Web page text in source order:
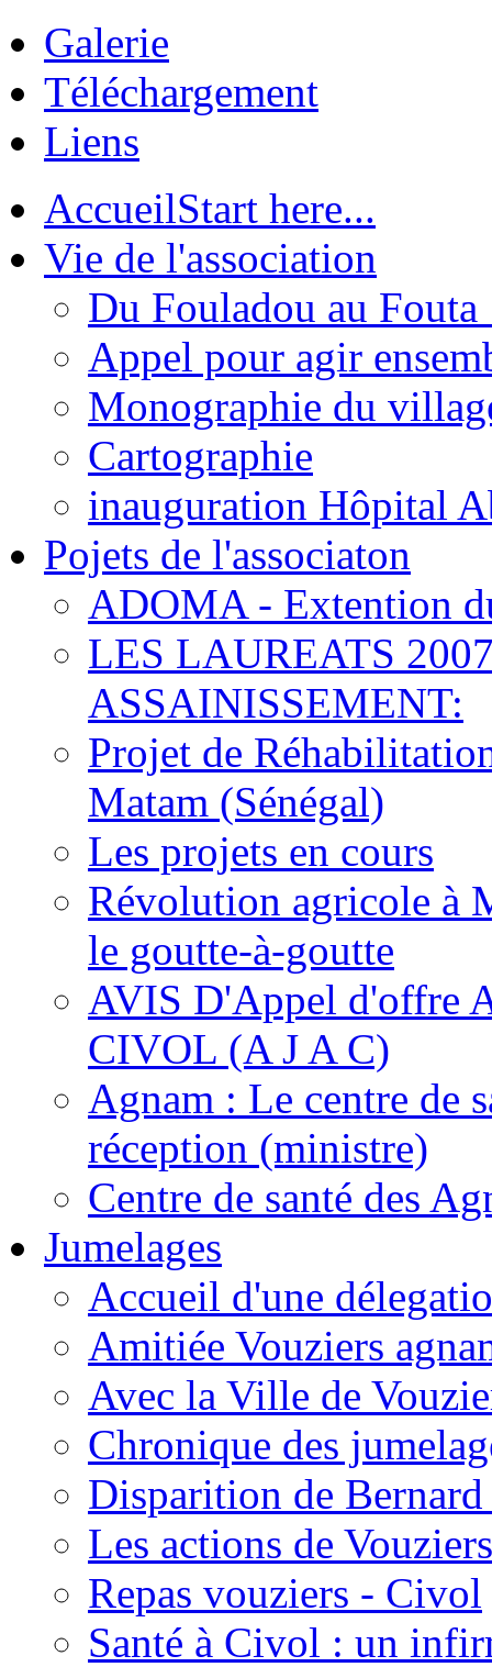
Galerie
Téléchargement
Liens
AccueilStart here...
Vie de l'association
Du Fouladou au
Appel pour agir
Monographie du
Cartographie
inauguration Hôpital
Pojets de l'associaton
ADOMA - Extention
LES LAUREATS
ASSAINISSEMENT:
Projet de
Matam (Sénégal)
Les projets en cours
Révolution agricole à
le goutte-à-goutte
AVIS D'Appel d'offre
CIVOL (A J A C)
Agnam : Le centre de
réception (ministre)
Centre de santé des
Jumelages
Accueil d'une
Amitiée Vouziers
Avec la Ville de
Chronique des
Disparition de
Les actions de
Repas vouziers - Civol
Santé à Civol : un